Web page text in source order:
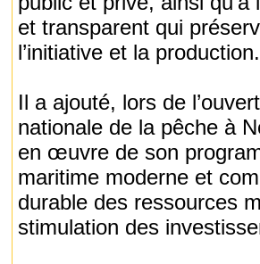
et transparent qui
l’initiative et la production.
Il a ajouté, lors de
nationale de la pêche à
en œuvre de son
maritime moderne et
durable des ressources
stimulation des